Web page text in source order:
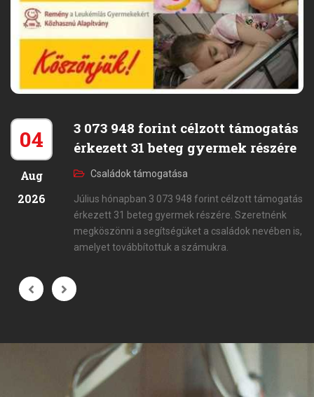
04
Aug
2026
3 073 948 forint célzott támogatás
érkezett 31 beteg gyermek részére
Családok támogatása
Július hónapban 3 073 948 forint célzott támogatás
érkezett 31 beteg gyermek részére. Szeretnénk
megköszönni a segítségüket a családok nevében is,
amelyet továbbítottuk a számukra.